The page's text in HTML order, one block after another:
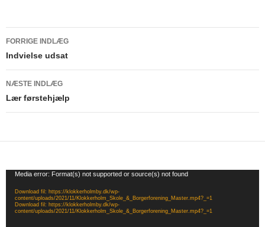
Indlægsnavigation
FORRIGE INDLÆG
Indvielse udsat
NÆSTE INDLÆG
Lær førstehjælp
Videoafspiller
Media error: Format(s) not supported or source(s) not found
Download fil: https://klokkerholmby.dk/wp-
content/uploads/2021/11/Klokkerholm_Skole_&_Borgerforening_Master.mp4?_=1
Download fil: https://klokkerholmby.dk/wp-
content/uploads/2021/11/Klokkerholm_Skole_&_Borgerforening_Master.mp4?_=1